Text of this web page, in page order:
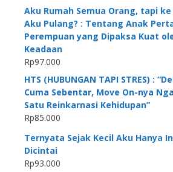
Aku Rumah Semua Orang, tapi ke
Aku Pulang? : Tentang Anak
Perempuan yang Dipaksa Kuat
Keadaan
Rp97.000
HTS (HUBUNGAN TAPI STRES) :
Cuma Sebentar, Move On-nya
Satu Reinkarnasi Kehidupan”
Rp85.000
Ternyata Sejak Kecil Aku Hanya
Dicintai
Rp93.000